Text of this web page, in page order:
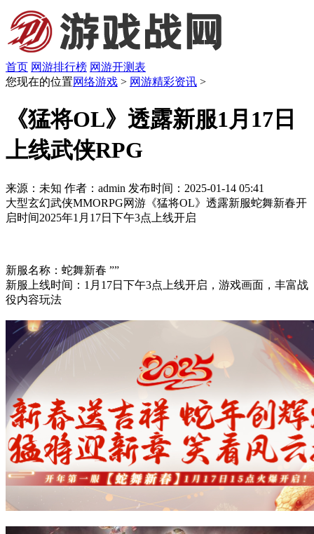
首页 网游排行榜 网游开测表
您现在的位置网络游戏 > 网游精彩资讯 >
《猛将OL》透露新服1月17日
上线武侠RPG
来源：未知 作者：admin 发布时间：2025-01-14 05:41
大型玄幻武侠MMORPG网游《猛将OL》透露新服蛇舞新春开
启时间2025年1月17日下午3点上线开启
新服名称：蛇舞新春 ””
新服上线时间：1月17日下午3点上线开启，游戏画面，丰富战
役内容玩法